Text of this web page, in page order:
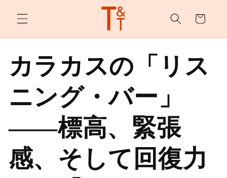
スキッ
プ
ー
カラカスの「リス
ニング・バー」
――標高、緊張
感、そして回復力